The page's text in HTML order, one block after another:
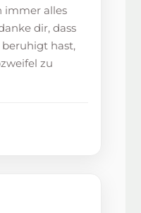
immer alles
dir, dass
hast,
zu